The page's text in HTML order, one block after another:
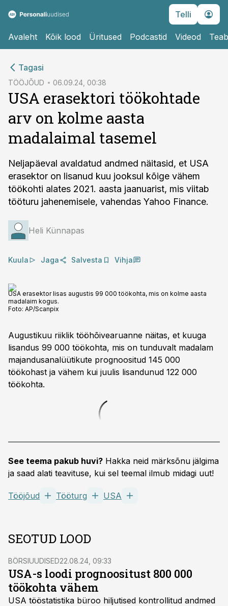
Telli
Avaleht Kõik lood Üritused Podcastid Videod
Tagasi
TÖÖJÕUD 06.09.24, 00:38
USA erasektori töökohtade
arv on kolme aasta
madalaimal tasemel
Neljapäeval avaldatud andmed näitasid, et USA
erasektor on lisanud kuu jooksul kõige vähem
töökohti alates 2021. aasta jaanuarist, mis viitab
tööturu jahenemisele, vahendas Yahoo Finance.
Heli Künnapas
Kuula Jaga Salvesta Vihja
USA erasektor lisas augustis 99 000 töökohta, mis on kolme aasta
madalaim kogus.
Foto: AP/Scanpix
Augustikuu riiklik tööhõivearuanne näitas, et kuuga
lisandus 99 000 töökohta, mis on tunduvalt madalam
majandusanalüütikute prognoositud 145 000
töökohast ja vähem kui juulis lisandunud 122 000
töökohta.
See teema pakub huvi? Hakka neid märksõnu jälgima
ja saad alati teavituse, kui sel teemal ilmub midagi uut!
Tööjõud Tööturg USA
SEOTUD LOOD
BÖRSIUUDISED22.08.24, 09:33
USA-s loodi prognoositust 800 000
töökohta vähem
USA tööstatistika büroo hiljutised kontrollitud andmed